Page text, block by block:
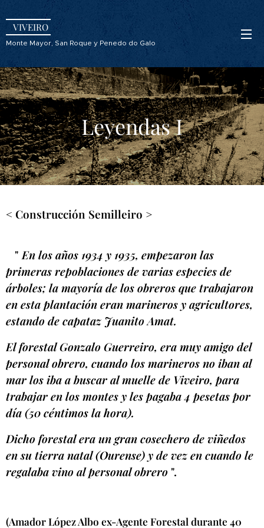
VIVEIRO
Monte Mayor, San Roque y Penedo do Galo
Leyendas I
< Construcción Semilleiro >
"En los años 1934 y 1935, empezaron las
primeras repoblaciones de varias especies de
árboles; la mayoría de los obreros que trabajaron
en esta plantación eran marineros y agricultores,
estando de capataz Juanito Amat.
El forestal Gonzalo Guerreiro, era muy amigo del
personal obrero, cuando los marineros no iban al
mar los iba a buscar al muelle de Viveiro, para
trabajar en los montes y les pagaba 4 pesetas por
día (50 céntimos la hora).
Dicho forestal era un gran cosechero de viñedos
en su tierra natal (Ourense) y de vez en cuando le
regalaba vino al personal obrero ".
(Amador López Albo ex-Agente Forestal durante 40